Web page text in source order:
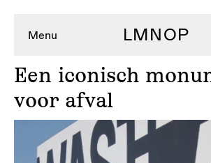
Menu LMNOP
Een iconisch
voor afval